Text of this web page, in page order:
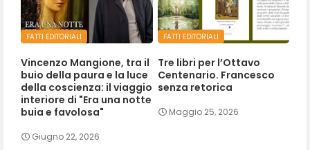
FATTI EDITORIALI
Vincenzo Mangione, tra il
buio della paura e la luce
della coscienza: il viaggio
interiore di "Era una notte
buia e favolosa"
Giugno 22, 2026
FATTI EDITORIALI
Tre libri per l’Ottavo
Centenario. Francesco
senza retorica
Maggio 25, 2026